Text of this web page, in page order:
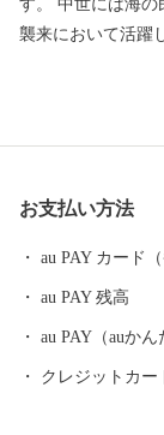
す。 中世には海の民の集団「松浦党」が登場し、源平合戦や蒙古
襲来において活躍
鶏、養豚、養卵、
海の幸も山の幸も
るあたたかな出会
びに来てください
お支払い方法
au PAY カード
au PAY 残高
au PAY（auか
クレジットカー